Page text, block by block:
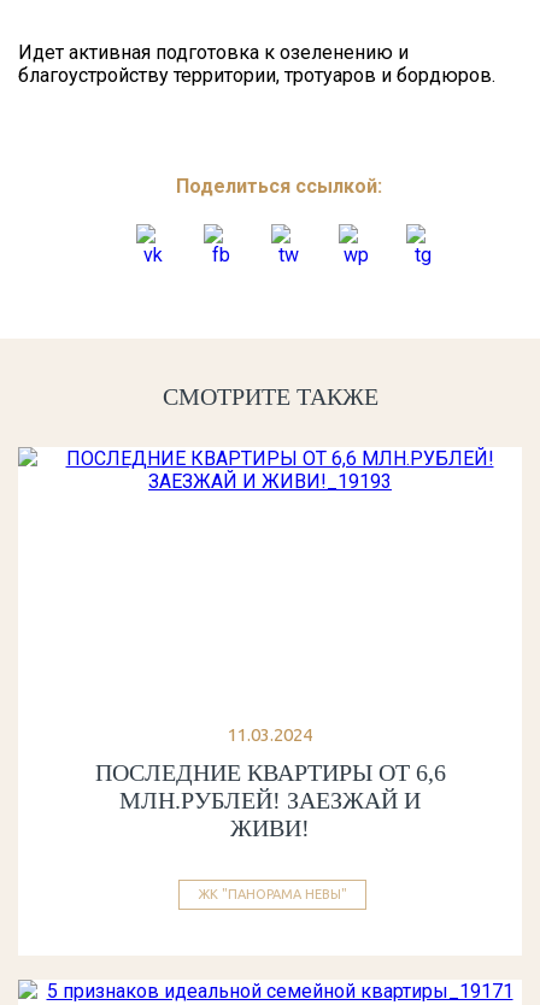
Идет активная подготовка к озеленению и
благоустройству территории, тротуаров и бордюров.
Поделиться ссылкой:
СМОТРИТЕ ТАКЖЕ
11.03.2024
ПОСЛЕДНИЕ КВАРТИРЫ ОТ 6,6
МЛН.РУБЛЕЙ! ЗАЕЗЖАЙ И
ЖИВИ!
ЖК "ПАНОРАМА НЕВЫ"